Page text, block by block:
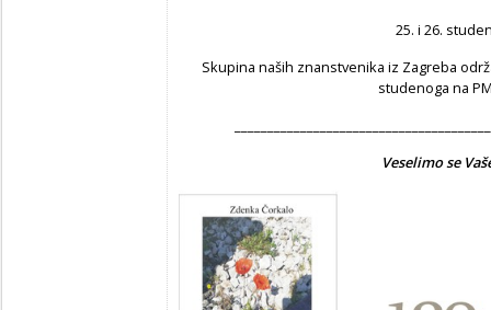
25. i 26.
Skupina naših znanstvenika iz Zagreba
studenoga na
Veselimo se